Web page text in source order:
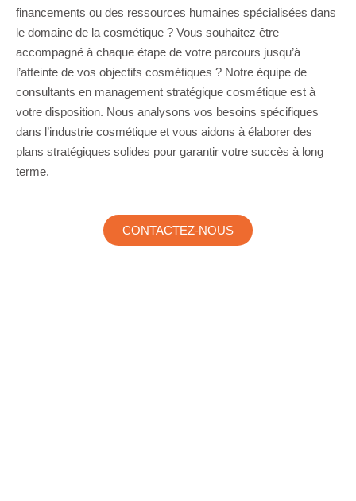
financements ou des ressources humaines spécialisées dans
le domaine de la cosmétique ? Vous souhaitez être
accompagné à chaque étape de votre parcours jusqu’à
l’atteinte de vos objectifs cosmétiques ? Notre équipe de
consultants en management stratégique cosmétique est à
votre disposition. Nous analysons vos besoins spécifiques
dans l’industrie cosmétique et vous aidons à élaborer des
plans stratégiques solides pour garantir votre succès à long
terme.
CONTACTEZ-NOUS